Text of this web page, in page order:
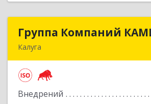
Группа Компаний
Калуга
Внедрений
Группа